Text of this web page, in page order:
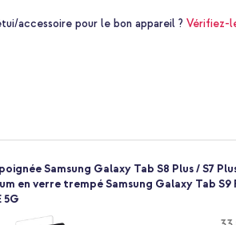
accessoire pour le bon appareil ?Vérifiez-
Samsung Galaxy Tab S8 Plus / S7
en verre trempé Samsung Galaxy Tab S9
5G